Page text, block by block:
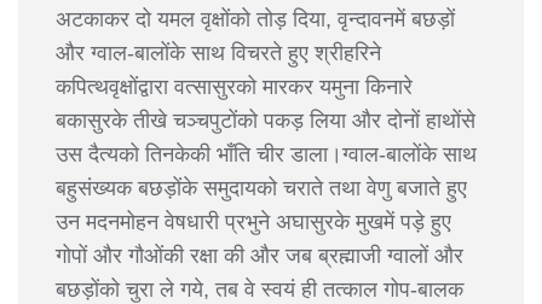
अटकाकर दो यमल वृक्षोंको तोड़ दिया, वृन्दावनमें बछड़ों
और ग्वाल-बालोंके साथ विचरते हुए श्रीहरिने
कपित्थवृक्षोंद्वारा वत्सासुरको मारकर यमुना किनारे
बकासुरके तीखे चञ्चपुटोंको पकड़ लिया और दोनों हाथोंसे
उस दैत्यको तिनकेकी भाँति चीर डाला।ग्वाल-बालोंके साथ
बहुसंख्यक बछड़ोंके समुदायको चराते तथा वेणु बजाते हुए
उन मदनमोहन वेषधारी प्रभुने अघासुरके मुखमें पड़े हुए
गोपों और गौओंकी रक्षा की और जब ब्रह्माजी ग्वालों और
बछड़ोंको चुरा ले गये, तब वे स्वयं ही तत्काल गोप-बालक